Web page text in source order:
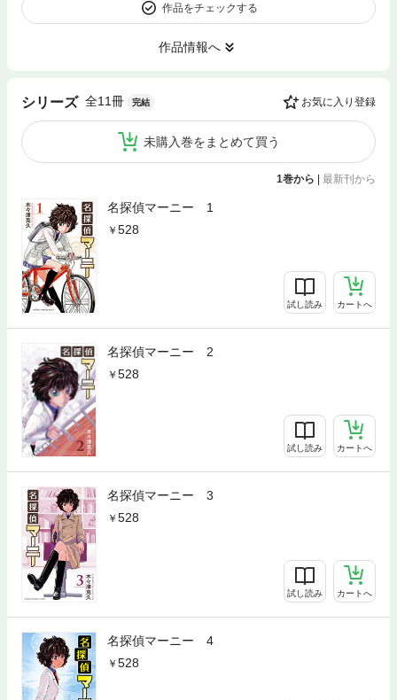
作品をチェックする
作品情報へ
シリーズ 全11冊 完結 お気に入り登録
未購入巻をまとめて買う
1巻から | 最新刊から
名探偵マーニー 1
528
試し読み カートへ
名探偵マーニー 2
528
試し読み カートへ
名探偵マーニー 3
528
試し読み カートへ
名探偵マーニー 4
528